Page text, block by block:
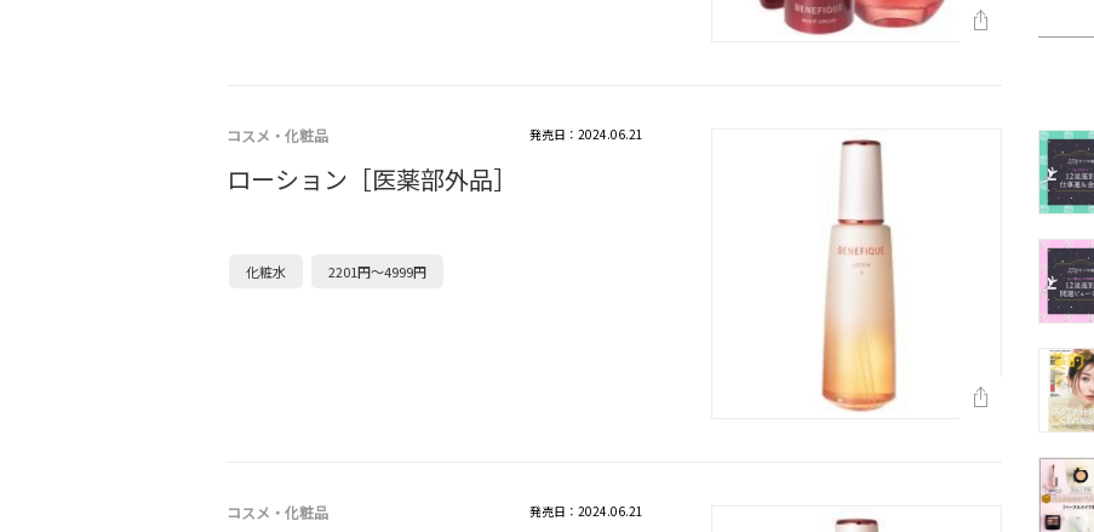
コスメ・化粧品 発売日：2024.06.21
ローション［医薬部外品］
化粧水 2201円～4999円
コスメ・化粧品 発売日：2024.06.21